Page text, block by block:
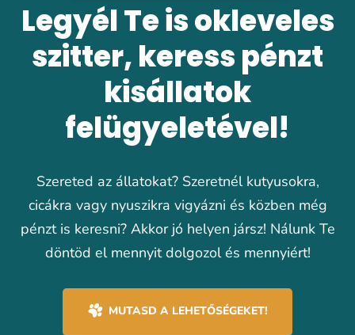
Legyél Te is okleveles
szitter, keress pénzt
kisállatok
felügyeletével!
Szereted az állatokat? Szeretnél kutyusokra,
cicákra vagy nyuszikra vigyázni és közben még
pénztis keresni? Akkor jó helyen jársz! Nálunk Te
döntöd el mennyit dolgozol és mennyiért!
MUTASD A LEHETŐSÉGEKET!